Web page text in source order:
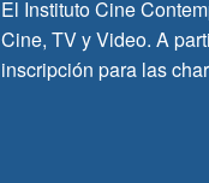
El Instituto Cine
Cine, TV y Video. A
inscripción para las